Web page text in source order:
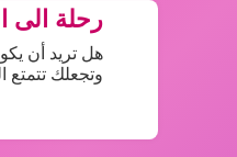
رحلة الى
هل تريد أن
وتجعلك تتمتع